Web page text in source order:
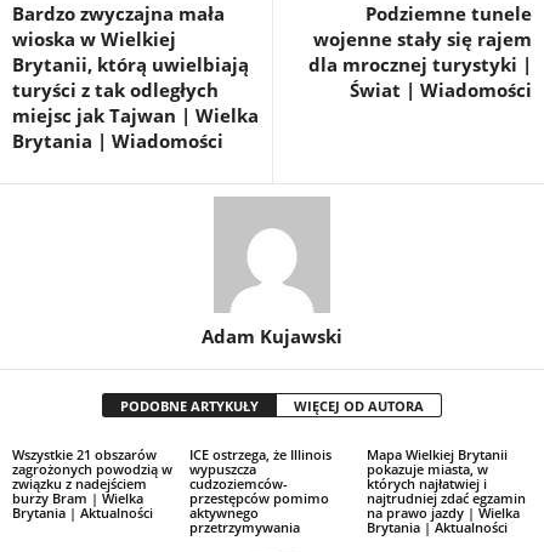
Bardzo zwyczajna mała
wioska w Wielkiej
Brytanii, którą uwielbiają
turyści z tak odległych
miejsc jak Tajwan | Wielka
Brytania | Wiadomości
Podziemne tunele
wojenne stały się rajem
dla mrocznej turystyki |
Świat | Wiadomości
Adam Kujawski
PODOBNE ARTYKUŁY WIĘCEJ OD AUTORA
Wszystkie 21 obszarów
zagrożonych powodzią w
związku z nadejściem
burzy Bram | Wielka
Brytania | Aktualności
ICE ostrzega, że ​​Illinois
wypuszcza
cudzoziemców-
przestępców pomimo
aktywnego
przetrzymywania
Mapa Wielkiej Brytanii
pokazuje miasta, w
których najłatwiej i
najtrudniej zdać egzamin
na prawo jazdy | Wielka
Brytania | Aktualności